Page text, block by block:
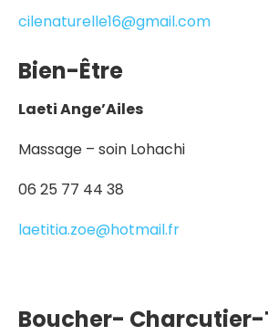
cilenaturelle16@gmail.com
Bien-Être
Laeti Ange’Ailes
Massage – soin Lohachi
06 25 77 44 38
laetitia.zoe@hotmail.fr
Boucher-